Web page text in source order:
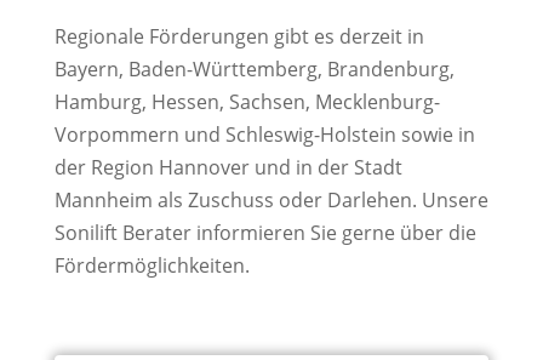
Regionale Förderungen gibt es derzeit in
Bayern, Baden-Württemberg, Brandenburg,
Hamburg, Hessen, Sachsen, Mecklenburg-
Vorpommern und Schleswig-Holstein sowie in
der Region Hannover und in der Stadt
Mannheim als Zuschuss oder Darlehen. Unsere
Sonilift Berater informieren Sie gerne über die
Fördermöglichkeiten.